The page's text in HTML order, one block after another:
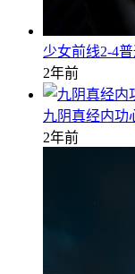
少女前线2-4
2年前
九阴真经内功
2年前